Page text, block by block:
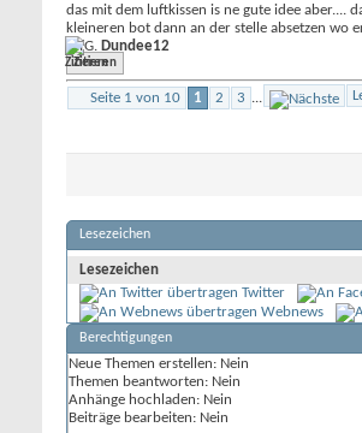
das mit dem luftkissen is ne gute idee
kleineren bot dann an der stelle absetzen wo
MfG. Dundee12
Zitieren
Seite 1 von 10 1 2 3 ...
Lesezeichen
Lesezeichen
Twitter
Webnews
Berechtigungen
Neue Themen erstellen: Nein
Themen beantworten: Nein
Anhänge hochladen: Nein
Beiträge bearbeiten: Nein